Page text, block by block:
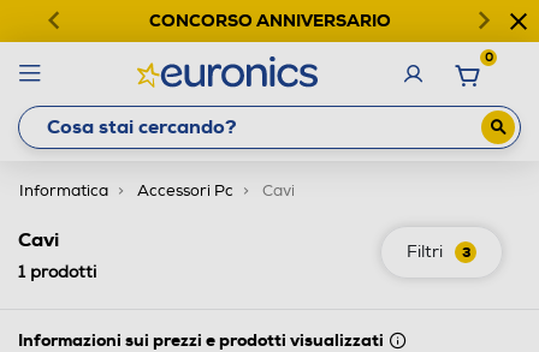
CONCORSO ANNIVERSARIO
0
Informatica Accessori Pc Cavi
Filtri 3
Cavi
1prodotti
Informazioni sui prezzi e prodotti visualizzati